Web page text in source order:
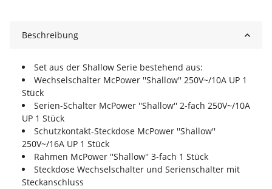
Beschreibung
Set aus der Shallow Serie bestehend aus:
Wechselschalter McPower ''Shallow'' 250V~/10A UP 1
Stück
Serien-Schalter McPower ''Shallow'' 2-fach 250V~/10A
UP 1 Stück
Schutzkontakt-Steckdose McPower ''Shallow''
250V~/16A UP 1 Stück
Rahmen McPower ''Shallow'' 3-fach 1 Stück
Steckdose Wechselschalter und Serienschalter mit
Steckanschluss